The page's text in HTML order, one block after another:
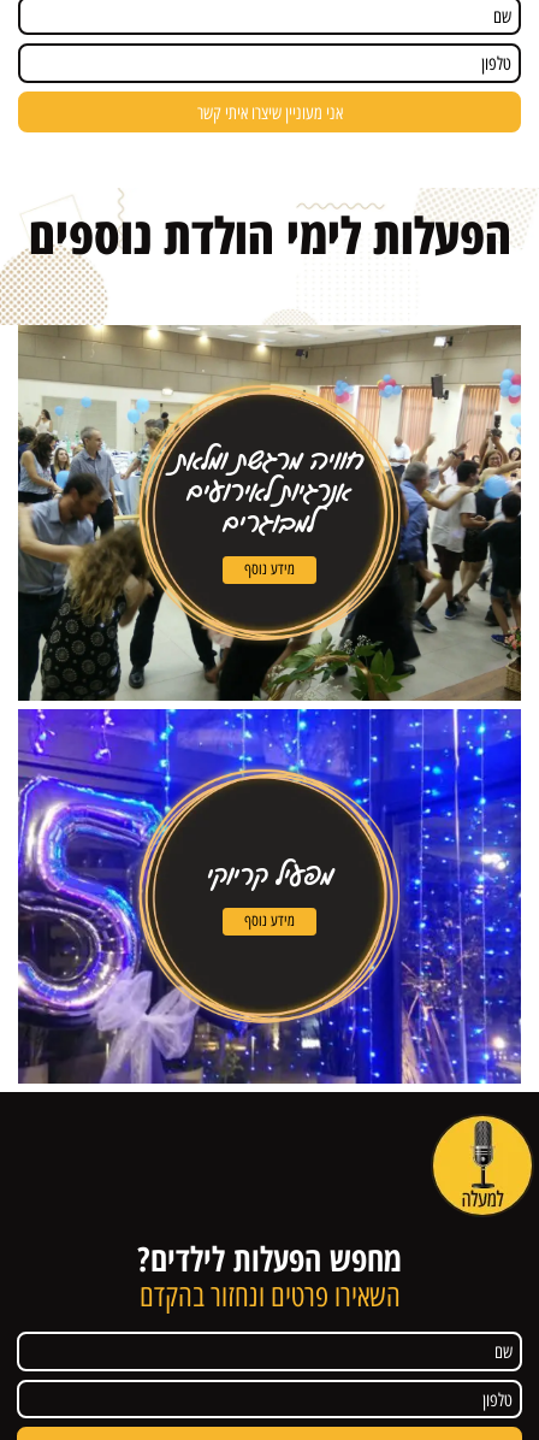
הפעלות לימי הולדתנוספים
חוויה מרגשת ומלאת
אנרגיות לאירועים
למבוגרים
מידע נוסף
מפעיל קריוקי
מידע נוסף
מחפש הפעלות לילדים?
השאירו פרטים ונחזור בהקדם